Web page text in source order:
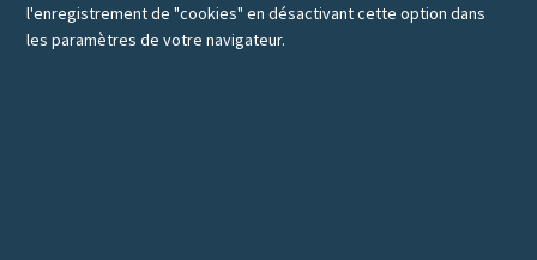
l'enregistrement de "cookies" en désactivant cette option dans
les paramètres de votre navigateur.